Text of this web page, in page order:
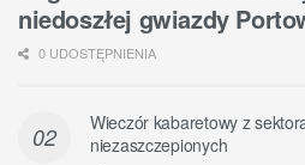
niedoszłej gwiazdy
0 UDOSTĘPNIENIA
Wieczór kabaretowy z
niezaszczepionych